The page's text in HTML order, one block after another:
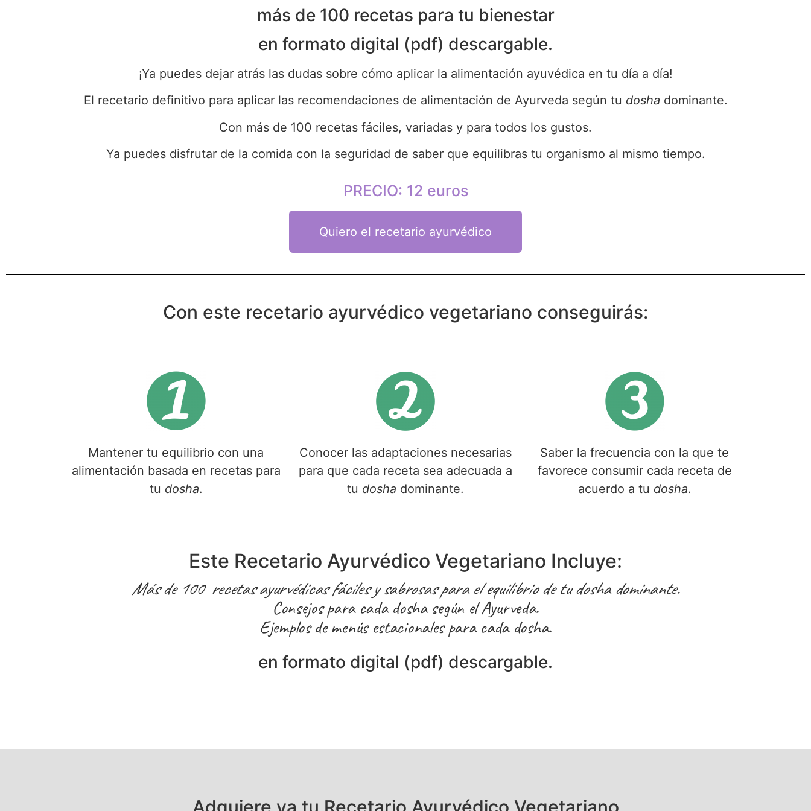
más de 100 recetas para tu bienestar
en formato digital (pdf) descargable.
¡Ya puedes dejar atrás las dudas sobre cómo aplicar la alimentación ayuvédica en tu día a día!
El recetario definitivo para aplicar las recomendaciones de alimentación de Ayurveda según tu dosha dominante.
Con más de 100 recetas fáciles, variadas y para todos los gustos.
Ya puedes disfrutar de la comida con la seguridad de saber que equilibras tu organismo al mismo tiempo.
PRECIO: 12 euros
Quiero el recetario ayurvédico
Con este recetario ayurvédico vegetariano conseguirás:
Mantener tu equilibrio con una
alimentación basada en recetas para
tu dosha.
Conocer las adaptaciones necesarias
para que cada receta sea adecuada a
tu dosha dominante.
Saber la frecuencia con la que te
favorece consumir cada receta de
acuerdo a tu dosha.
Este Recetario Ayurvédico Vegetariano Incluye:
Más de 100 recetas ayurvédicas fáciles y sabrosas para el equilibrio de tu dosha dominante.
Consejos para cada dosha según el Ayurveda.
Ejemplos de menús estacionales para cada dosha.
en formato digital (pdf) descargable.